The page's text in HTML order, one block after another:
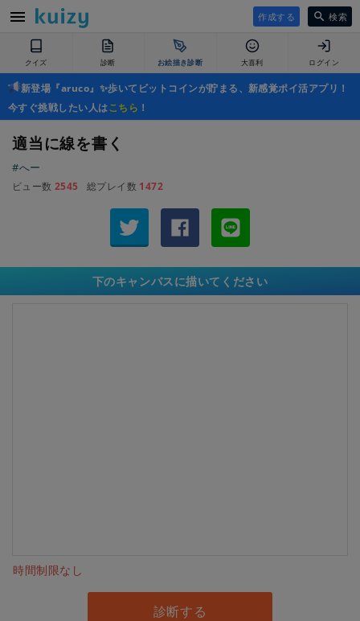
作成する 検索
クイズ 診断 お絵描き診断 大喜利 ログイン
新登場『aruco』✨歩いてビットコインが貯まる、新感覚ポイ活アプリ！
今すぐ挑戦したい人はこちら ！
適当に線を書く
#へー
ビュー数 2545 総プレイ数 1472
下のキャンバスに描いてください
時間制限なし
診断する